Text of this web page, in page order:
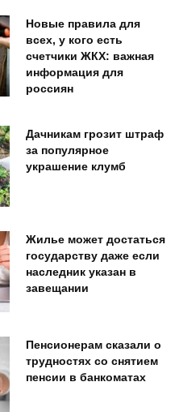
Новые правила для
всех, у кого есть
счетчики ЖКХ: важная
информация для
россиян
Дачникам грозит штраф
за популярное
украшение клумб
Жилье может достаться
государству даже если
наследник указан в
завещании
Пенсионерам сказали о
трудностях со снятием
пенсии в банкоматах